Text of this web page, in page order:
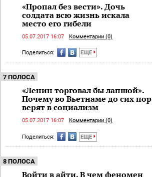
«Пропал без вести». Дочь
солдата всю жизнь искала
место его гибели
05.07.2017 16:07 Комментарии (0)
Поделиться: ЕЩЕ
7 ПОЛОСА
«Ленин торговал бы лапшой».
Почему во Вьетнаме до сих пор
верят в социализм
05.07.2017 16:07 Комментарии (0)
Поделиться: ЕЩЕ
8 ПОЛОСА
Войти в айти. В чем феномен